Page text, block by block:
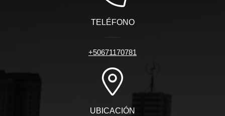
TELÉFONO
+50671170781
UBICACIÓN